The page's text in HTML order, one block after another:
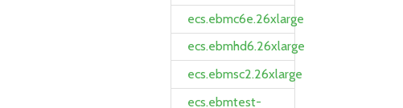
ecs.ebmc6e.26xlarge
ecs.ebmhd6.26xlarge
ecs.ebmsc2.26xlarge
ecs.ebmtest-